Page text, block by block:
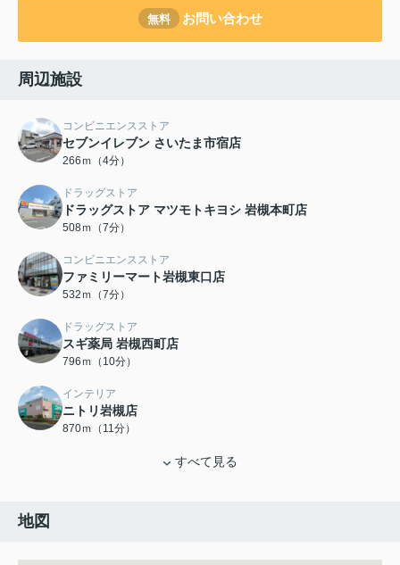
無料 お問い合わせ
周辺施設
コンビニエンスストア
セブンイレブン さいたま市宿店
266ｍ（4分）
ドラッグストア
ドラッグストア マツモトキヨシ 岩槻本町店
508ｍ（7分）
コンビニエンスストア
ファミリーマート岩槻東口店
532ｍ（7分）
ドラッグストア
スギ薬局 岩槻西町店
796ｍ（10分）
インテリア
ニトリ岩槻店
870ｍ（11分）
すべて見る
地図